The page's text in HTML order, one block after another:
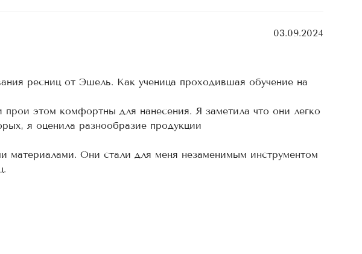
03.09.2024
ресниц от Эшель. Как ученица проходившая обучение на
прои этом комфортны для нанесения. Я заметила что они легко
я оценила разнообразие продукции
материалами. Они стали для меня незаменимым инструментом